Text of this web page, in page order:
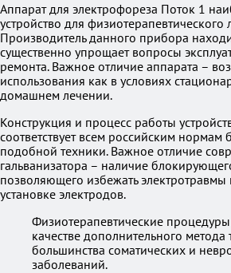
Аппарат для электрофореза Поток 1
устройство для физиотерапевтического
Производитель данного прибора
существенно упрощает вопросы
ремонта. Важное отличие аппарата –
использования как в условиях
домашнем лечении.
Конструкция и процесс работы
соответствует всем российским нормам
подобной техники. Важное отличие
гальванизатора – наличие
позволяющего избежать
установке электродов.
Физиотерапевтические
качестве дополнительного метода
большинства соматических и
заболеваний.